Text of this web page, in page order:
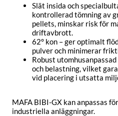
Slät insida och
kontrollerad tömning av
pellets, minskar risk för
driftavbrott.
62° kon – ger optimalt
pulver och minimerar
Robust
och belastning, vilket
vid placering i utsatta
MAFA BIBI-GX kan anpassas
industriella anläggningar.